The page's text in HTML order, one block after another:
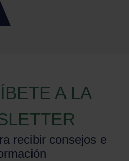
A LA
recibir consejos e